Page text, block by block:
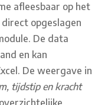
afleesbaar op het
opgeslagen
De data
en kan
De weergave in
tijdstip en kracht